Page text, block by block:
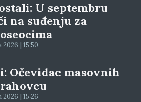
U septembru
na suđenju za
| 15:50
Očevidac masovnih
| 15:26